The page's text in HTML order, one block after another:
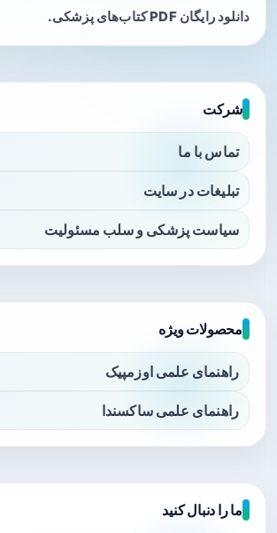
دانلود رایگان PDF کتاب‌های پزشکی.
شرکت
تماس با ما
تبلیغات در سایت
سیاست پزشکی و سلب مسئولیت
محصولات ویژه
راهنمای علمی اوزمپیک
راهنمای علمی ساکسندا
ما را دنبال کنید